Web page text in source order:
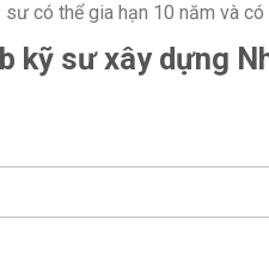
có thể gia hạn 10 năm và
kỹ sư xây dựng